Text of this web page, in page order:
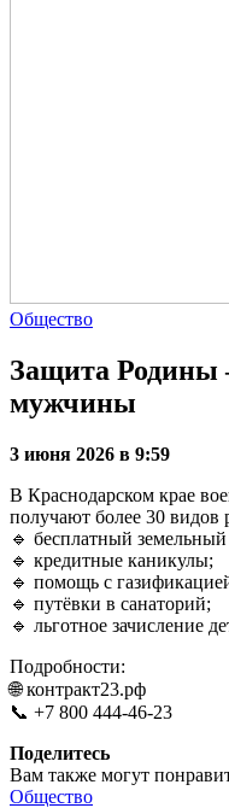
Общество
Защита Родины
мужчины
3 июня 2026 в 9:59
В Краснодарском крае
получают более 30
🔹 бесплатный
🔹 кредитные каникулы;
🔹 помощь с
🔹 путёвки в санаторий;
🔹 льготное зачисление
Подробности:
🌐 контракт23.рф
📞 +7 800 444-46-23
Поделитесь
Вам также могут
Общество